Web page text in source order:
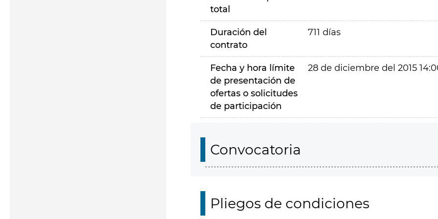
total
Duración del
contrato
711 días
Fecha y hora límite
de presentación de
ofertas o solicitudes
de participación
28 de diciembre del 2015
Convocatoria
Pliegos de condiciones